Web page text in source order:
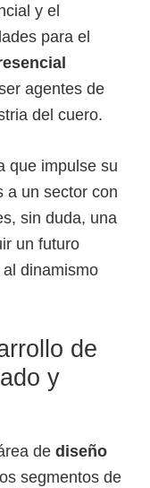
y el
para el
agentes de
del cuero.
que impulse su
a un sector con
sin duda, una
un futuro
dinamismo
de
y
de diseño
segmentos de